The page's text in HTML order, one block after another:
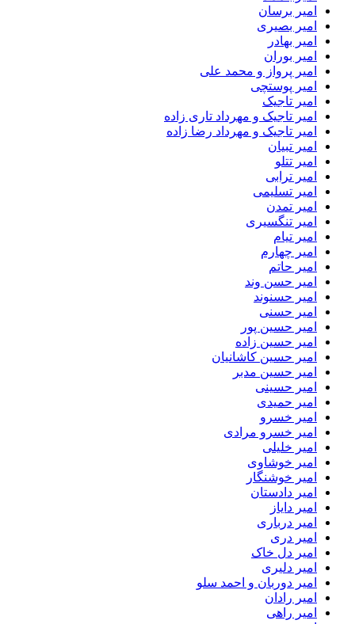
امیر برسان
امیر بصیری
امیر بهادر
امیر بوران
امیر پرواز و محمد علی
امیر پوستچی
امیر تاجیک
امیر تاجیک و مهرداد تاری زاده
امیر تاجیک و مهرداد رضا زاده
امیر تبیان
امیر تتلو
امیر ترابی
امیر تسلیمی
امیر تمدن
امیر تنگسیری
امیر تیام
امیر چهارم
امیر حاتم
امیر حسن وند
امیر حسنوند
امیر حسنی
امیر حسین پور
امیر حسین زاده
امیر حسین کاشانیان
امیر حسین مدبر
امیر حسینی
امیر حمیدی
امیر خسرو
امیر خسرو مرادی
امیر خلیلی
امیر خوشاوی
امیر خوشنگار
امیر دادستان
امیر دایاز
امیر درباری
امیر دری
امیر دل خاک
امیر دلیری
امیر دوربان و احمد سلو
امیر رادان
امیر راهی